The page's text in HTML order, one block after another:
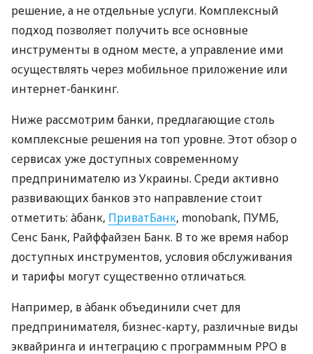
решение, а не отдельные услуги. Комплексный
подход позволяет получить все основные
инструменты в одном месте, а управление ими
осуществлять через мобильное приложение или
интернет-банкинг.
Ниже рассмотрим банки, предлагающие столь
комплексные решения на топ уровне. Этот обзор о
сервисах уже доступных современному
предпринимателю из Украины. Среди активно
развивающих банков это направление стоит
отметить: àбанк, ПриватБанк, monobank, ПУМБ,
Сенс Банк, Райффайзен Банк. В то же время набор
доступных инструментов, условия обслуживания
и тарифы могут существенно отличаться.
Например, в àбанк объединили счет для
предпринимателя, бизнес-карту, различные виды
эквайринга и интеграцию с программным РРО в